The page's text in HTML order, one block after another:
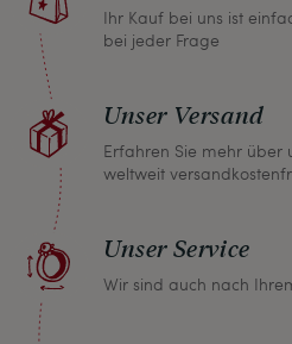
Ihr Kauf bei uns ist
bei jeder Frage
Unser Versand
Erfahren Sie mehr über
weltweit
Unser Service
Wir sind auch nach